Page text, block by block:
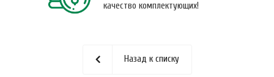
качество комплектующих!
Назад к списку